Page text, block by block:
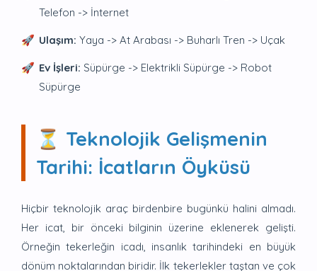
Telefon -> İnternet
Ulaşım: Yaya -> At Arabası -> Buharlı Tren -> Uçak
Ev İşleri: Süpürge -> Elektrikli Süpürge -> Robot
Süpürge
⏳ Teknolojik Gelişmenin
Tarihi: İcatların Öyküsü
Hiçbir teknolojik araç birdenbire bugünkü halini almadı.
Her icat, bir önceki bilginin üzerine eklenerek gelişti.
Örneğin tekerleğin icadı, insanlık tarihindeki en büyük
dönüm noktalarından biridir. İlk tekerlekler taştan ve çok